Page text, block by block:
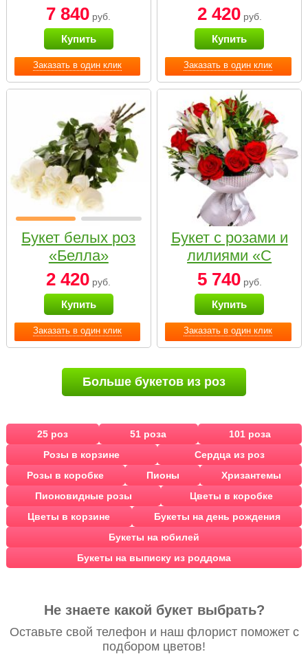
Заказать в один клик
7 840 руб.
Купить
Заказать в один клик
2 420руб.
Купить
Заказать в один клик
Букет белых роз
«Белла»
2 420 руб.
Купить
Заказать в один клик
Букет с розами и
лилиями «С
наилучшими
пожеланиями»
5 740руб.
Купить
Больше букетов из роз
25 роз 51 роза
101 роза
Розы в корзине
Сердца из роз
Розы в коробке
Пионы
Хризантемы
Пионовидные розы
Цветы в коробке
Цветы в корзине
Букеты на день рождения
Букеты на юбилей
Букеты на выписку из роддома
Не знаете какой букет выбрать?
Оставьте свой телефон и наш флорист поможет с
подбором цветов!